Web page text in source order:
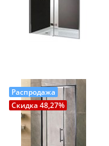
Распродажа
Скидка 48,27%